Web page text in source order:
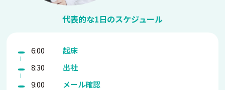
代表的な1日のスケジュール
6:00
起床
8:30
出社
9:00
メール確認